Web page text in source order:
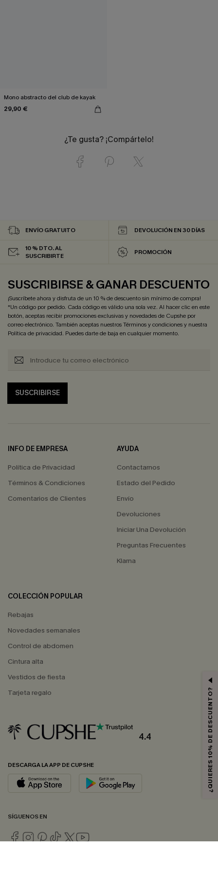
Mono abstracto del club de kayak
29,90 €
¿Te gusta? ¡Compártelo!
ENVÍO GRATUITO DEVOLUCIÓN EN 30 DÍAS
10 % DTO. AL
SUSCRIBIRTE
PROMOCIÓN
SUSCRIBIRSE & GANAR DESCUENTO
¡Suscríbete ahora y disfruta de un 10 % de descuento sin mínimo de compra!
*Un código por pedido. Cada código es válido una sola vez. Al hacer clic en este
botón, aceptas recibir promociones exclusivas y novedades de Cupshe por
correo electrónico. También aceptas nuestrosTérminos y condicionesy nuestra
Política de privacidad. Puedes darte de baja en cualquier momento.
SUSCRIBIRSE
INFO DE EMPRESA
Política de Privacidad
Términos & Condiciones
Comentarios de Clientes
AYUDA
Contactarnos
Estado del Pedido
Envío
Devoluciones
Iniciar Una Devolución
Preguntas Frecuentes
Klarna
COLECCIÓN POPULAR
Rebajas
Novedades semanales
Control de abdomen
Cintura alta
Vestidos de fiesta
Tarjeta regalo
4.4
DESCARGA LA APP DE CUPSHE
SÍGUENOS EN
¿QUIERES 10% DE DESCUENTO?